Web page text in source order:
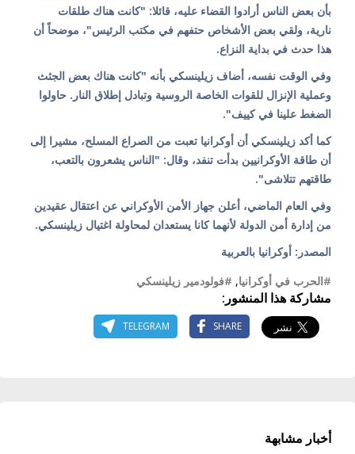
بأن بعض الناس أرادوا القضاء عليه، قائلا: "كانت هناك طلقات
نارية، ولقي بعض الأشخاص حتفهم في مكتب الرئيس"، موضحاً أن
هذا حدث في بداية النزاع.
وفي الوقت نفسه، أضاف زيلينسكي بأنه "كانت هناك بعض الجثث
وعملية الإنزال للقوات الخاصة الروسية وتبادل إطلاق النار. حاولوا
الضغط علينا في كييف".
كما أكد زيلينسكي أن أوكرانيا تعبت من الصراع المسلح، مشيرا إلى
أن طاقة الأوكرانيين بدأت تنفد، وقال: "الناس يشعرون بالتعب،
طاقتهم تتلاشى".
وفي العام الماضي، أعلن جهاز الأمن الأوكراني عن اعتقال عقيدين
من إدارة أمن الدولة لأنهما كانا يستعدان لمحاولة اغتيال زيلينسكي.
المصدر: أوكرانيا بالعربية
#الحرب في أوكرانيا, #فولودمير زيلينسكي
مشاركة هذا المنشور:
SHARE
TELEGRAM
أخبار مشابهة